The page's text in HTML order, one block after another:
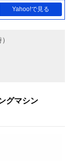
Yahoo!で見る
グマシン